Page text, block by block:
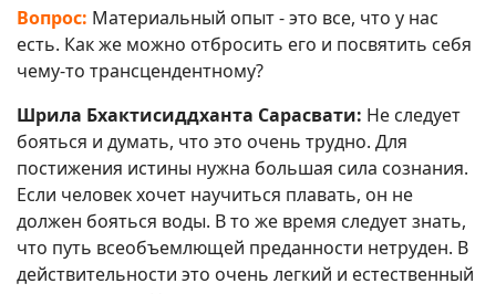
Вопрос: Материальный опыт - это все, что у нас
есть. Как же можно отбросить его и посвятить себя
чему-то трансцендентному?
Шрила Бхактисиддханта Сарасвати: Не следует
бояться и думать, что это очень трудно. Для
постижения истины нужна большая сила сознания.
Если человек хочет научиться плавать, он не
должен бояться воды. В то же время следует знать,
что путь всеобъемлющей преданности нетруден. В
действительности это очень легкий и естественный